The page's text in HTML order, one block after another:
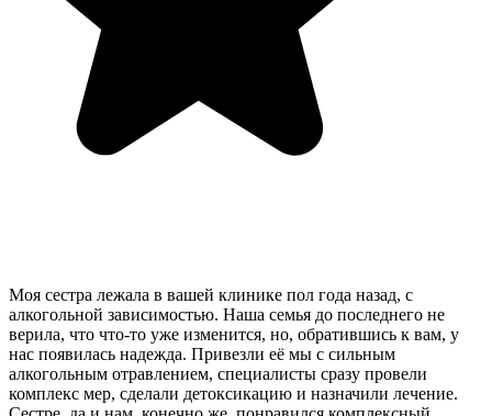
Моя сестра лежала в вашей клинике пол года назад, с
алкогольной зависимостью. Наша семья до последнего не
верила, что что-то уже изменится, но, обратившись к вам, у
нас появилась надежда. Привезли её мы с сильным
алкогольным отравлением, специалисты сразу провели
комплекс мер, сделали детоксикацию и назначили лечение.